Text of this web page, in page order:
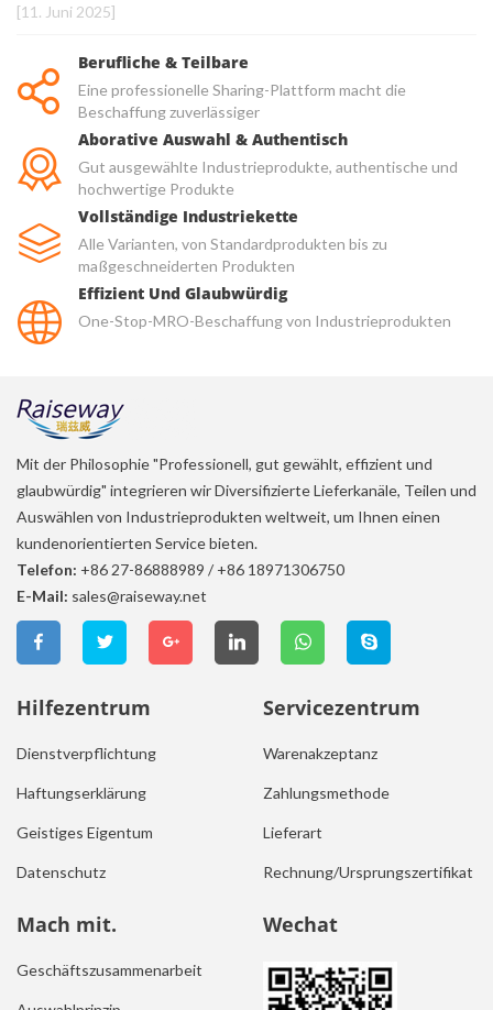
[11. Juni 2025]
Berufliche & Teilbare
Eine professionelle Sharing-Plattform macht die
Beschaffung zuverlässiger
Aborative Auswahl & Authentisch
Gut ausgewählte Industrieprodukte, authentische und
hochwertige Produkte
Vollständige Industriekette
Alle Varianten, von Standardprodukten bis zu
maßgeschneiderten Produkten
Effizient Und Glaubwürdig
One-Stop-MRO-Beschaffung von Industrieprodukten
Mit der Philosophie "Professionell, gut gewählt, effizient und
glaubwürdig" integrieren wir Diversifizierte Lieferkanäle, Teilen und
Auswählen von Industrieprodukten weltweit, um Ihnen einen
kundenorientierten Service bieten.
Telefon: +86 27-86888989 / +86 18971306750
E-Mail: sales@raiseway.net
Hilfezentrum
Dienstverpflichtung
Haftungserklärung
Geistiges Eigentum
Datenschutz
Servicezentrum
Warenakzeptanz
Zahlungsmethode
Lieferart
Rechnung/Ursprungszertifikat
Mach mit.
Geschäftszusammenarbeit
Wechat